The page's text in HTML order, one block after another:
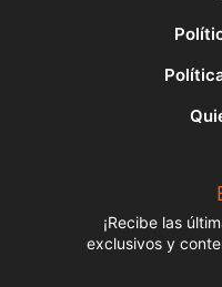
¡Recibe las
exclusivos y